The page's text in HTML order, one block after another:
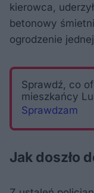
kierowca,
betonowy
ogrodzenie
Sprawdź, co
mieszkańcy
Sprawdzam
Jak doszło